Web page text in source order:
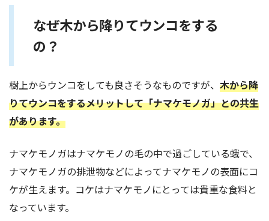
なぜ木から降りてウンコをする
の？
樹上からウンコをしても良さそうなものですが、 木から降
りてウンコをするメリットして「ナマケモノガ」との共生
があります。
ナマケモノガはナマケモノの毛の中で過ごしている蛾で、
ナマケモノガの排泄物などによってナマケモノの表面にコ
ケが生えます。コケはナマケモノにとっては貴重な食料と
なっています。